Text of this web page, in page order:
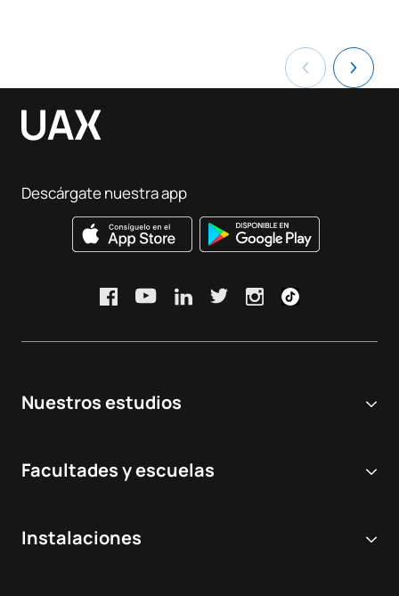
Nuestros estudios
Grados Universitarios
Facultades y escuelas
Instalaciones
Descárgate nuestra app